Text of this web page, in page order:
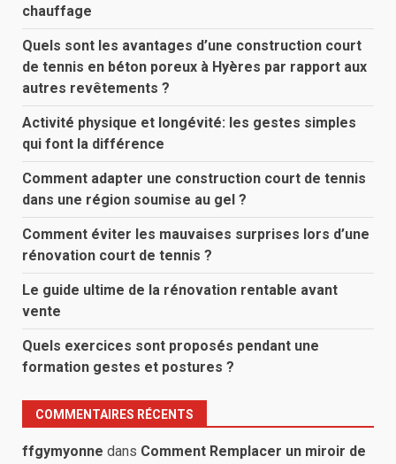
chauffage
Quels sont les avantages d’une construction court
de tennis en béton poreux à Hyères par rapport aux
autres revêtements ?
Activité physique et longévité: les gestes simples
qui font la différence
Comment adapter une construction court de tennis
dans une région soumise au gel ?
Comment éviter les mauvaises surprises lors d’une
rénovation court de tennis ?
Le guide ultime de la rénovation rentable avant
vente
Quels exercices sont proposés pendant une
formation gestes et postures ?
COMMENTAIRES RÉCENTS
ffgymyonne dans Comment Remplacer un miroir de